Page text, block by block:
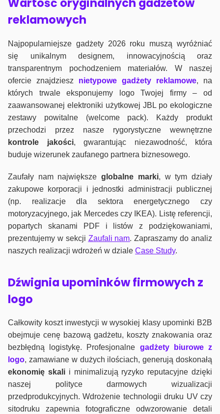
reklamowych
Najpopularniejsze gadżety 2026 roku muszą wyróżniać
się unikalnym designem, innowacyjnością oraz
transparentnym pochodzeniem materiałów. W naszej
ofercie znajdziesz nietypowe gadżety reklamowe, na
których trwale eksponujemy logo Twojej firmy – od
zaawansowanej elektroniki użytkowej JBL po ekologiczne
zestawy powitalne (welcome pack). Każdy produkt
przechodzi przez nasze rygorystyczne wewnętrzne
kontrole jakości, gwarantując niezawodność, która
buduje wizerunek zaufanego partnera biznesowego.
Zaufały nam największeglobalne marki, w tym działy
zakupowe korporacji i jednostki administracji publicznej
(np. realizacje dla sektora energetycznego czy
motoryzacyjnego, jak Mercedes czy IKEA). Listę referencji,
popartych skanami PDF i listów z podziękowaniami,
prezentujemy w sekcji Zaufali nam. Zapraszamy do analiz
naszych realizacji wdrożeń w dziale Case Study.
Dźwignia upominków firmowych z
logo
Całkowity koszt inwestycji w wysokiej klasy upominki B2B
obejmuje cenę bazową gadżetu, koszty znakowania oraz
bezbłędną logistykę. Profesjonalne gadżety biurowe z
logo, zamawiane w dużych ilościach, generują doskonałą
ekonomię skalii minimalizują ryzyko reputacyjne dzięki
naszej polityce darmowych wizualizacji
przedprodukcyjnych. Wdrożenie technologii druku UV czy
sitodruku zapewnia fotograficzne odwzorowanie detali